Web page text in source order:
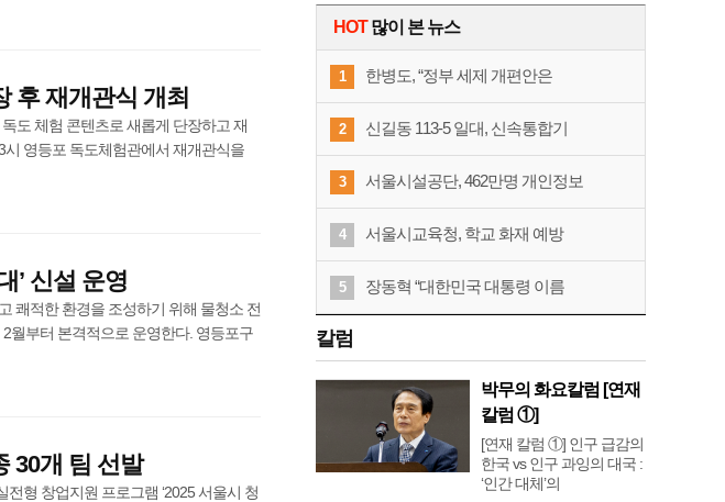
후 재개관식 개최
도 체험 콘텐츠로 새롭게 단장하고 재
시 영등포 독도체험관에서 재개관식을
’ 신설 운영
쾌적한 환경을 조성하기 위해 물청소 전
2월부터 본격적으로 운영한다. 영등포구
30개 팀 선발
형 창업지원 프로그램 ‘2025 서울시 청
HOT많이 본 뉴스
1 한병도, “정부 세제 개편안은
2 신길동 113-5 일대, 신속통합기
3 서울시설공단, 462만명 개인정보
4 서울시교육청, 학교 화재 예방
5 장동혁 “대한민국 대통령 이름
칼럼
박무의 화요칼럼 [연재
칼럼 ①]
[연재 칼럼 ①] 인구 급감의
한국 vs 인구 과잉의 대국 :
‘인간 대체’의